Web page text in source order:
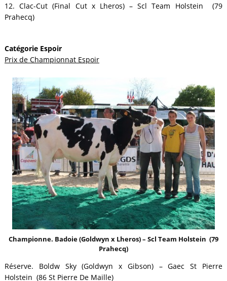
12. Clac-Cut (Final Cut x Lheros) – Scl Team Holstein (79
Prahecq)
Catégorie Espoir
Prix de Championnat Espoir
Championne. Badoie (Goldwyn x Lheros) – Scl Team Holstein (79
Prahecq)
Réserve. Boldw Sky (Goldwyn x Gibson) – Gaec St Pierre
Holstein (86 St Pierre De Maille)